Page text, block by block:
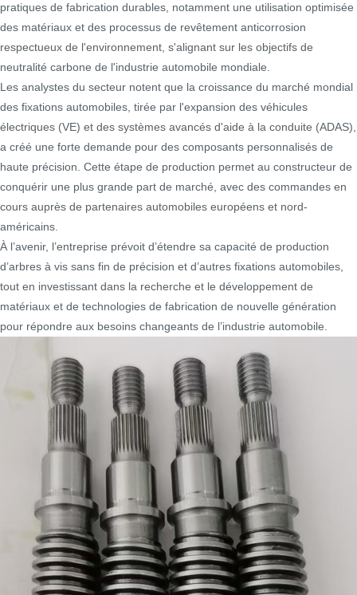
pratiques de fabrication durables, notamment une utilisation optimisée
des matériaux et des processus de revêtement anticorrosion
respectueux de l'environnement, s'alignant sur les objectifs de
neutralité carbone de l'industrie automobile mondiale.
Les analystes du secteur notent que la croissance du marché mondial
des fixations automobiles, tirée par l'expansion des véhicules
électriques (VE) et des systèmes avancés d'aide à la conduite (ADAS),
a créé une forte demande pour des composants personnalisés de
haute précision. Cette étape de production permet au constructeur de
conquérir une plus grande part de marché, avec des commandes en
cours auprès de partenaires automobiles européens et nord-
américains.
À l’avenir, l’entreprise prévoit d’étendre sa capacité de production
d’arbres à vis sans fin de précision et d’autres fixations automobiles,
tout en investissant dans la recherche et le développement de
matériaux et de technologies de fabrication de nouvelle génération
pour répondre aux besoins changeants de l’industrie automobile.